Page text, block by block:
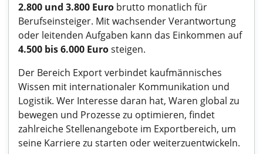
2.800 und 3.800 Euro brutto monatlich für
Berufseinsteiger. Mit wachsender Verantwortung
oder leitenden Aufgaben kann das Einkommen auf
4.500 bis 6.000 Eurosteigen.
Der Bereich Export verbindet kaufmännisches
Wissen mit internationaler Kommunikation und
Logistik. Wer Interesse daran hat, Waren global zu
bewegen und Prozesse zu optimieren, findet
zahlreiche Stellenangebote im Exportbereich, um
seine Karriere zu starten oder weiterzuentwickeln.